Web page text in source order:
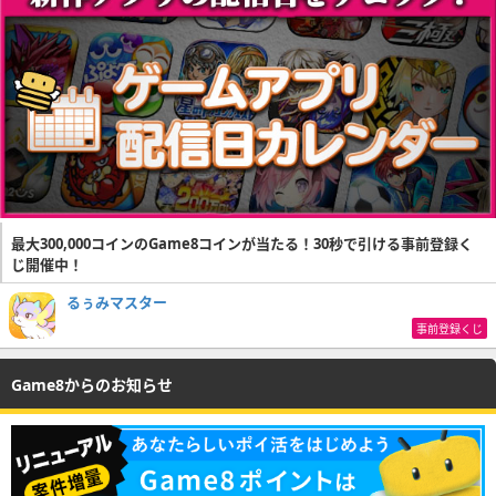
最大300,000コインのGame8コインが当たる！30秒で引ける事前登録く
じ開催中！
るぅみマスター
事前登録くじ
Game8からのお知らせ